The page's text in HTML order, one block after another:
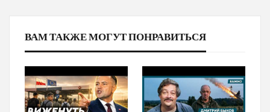
ВАМ ТАКЖЕ МОГУТ ПОНРАВИТЬСЯ